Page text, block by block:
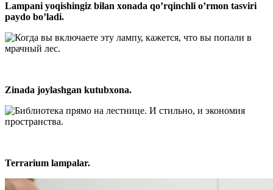
Lampani yoqishingiz bilan xonada qo’rqinchli o’rmon tasviri
paydo bo’ladi.
Zinada joylashgan kutubxona.
Terrarium lampalar.